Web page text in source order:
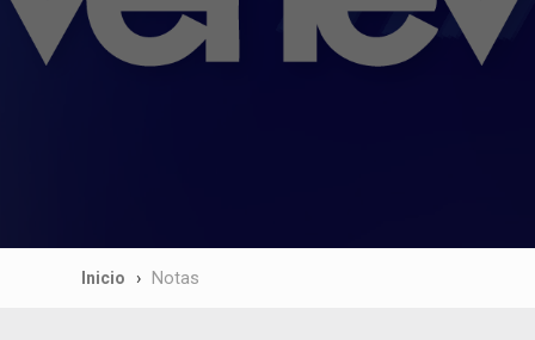
Inicio Notas